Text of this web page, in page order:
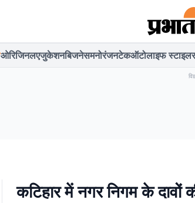
ओरिजिनलएजुकेशनबिजनेसमनोरंजनटेकऑटोलाइफ स्टाइल
कटिहार में नगर निगम के दावों